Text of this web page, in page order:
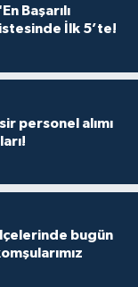
Başarılı
İlk 5’te!
personel alımı
bugün